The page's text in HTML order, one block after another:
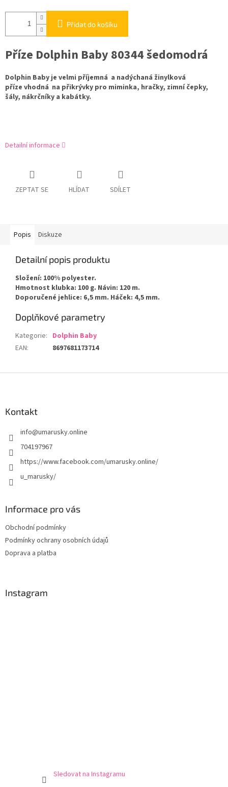
Přidat do košíku
Příze Dolphin Baby 80344 šedomodrá
Dolphin Baby je velmi příjemná a nadýchaná žinylková
příze vhodná na přikrývky pro miminka, hračky, zimní čepky,
šály, nákrčníky a kabátky.
Detailní informace
ZEPTAT SE HLÍDAT SDÍLET
Popis Diskuze
Detailní popis produktu
Složení: 100% polyester.
Hmotnost klubka: 100 g. Návin: 120 m.
Doporučené jehlice: 6,5 mm. Háček: 4,5 mm.
Doplňkové parametry
Kategorie: Dolphin Baby
EAN: 8697681173714
Kontakt
info@umarusky.online
704197967
https://www.facebook.com/umarusky.online/
u_marusky/
Informace pro vás
Obchodní podmínky
Podmínky ochrany osobních údajů
Doprava a platba
Instagram
Sledovat na Instagramu